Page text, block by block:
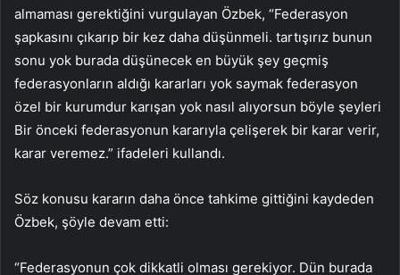
almaması gerektiğini vurgulayan Özbek, “Federasyon
şapkasını çıkarıp bir kez daha düşünmeli. tartışırız bunun
sonu yok burada düşünecek en büyük şey geçmiş
federasyonların aldığı kararları yok saymak federasyon
özel bir kurumdur karışan yok nasıl alıyorsun böyle şeyleri
Bir önceki federasyonun kararıyla çelişerek bir karar verir,
karar veremez.” ifadeleri kullandı.
Söz konusu kararın daha önce tahkime gittiğini kaydeden
Özbek, şöyle devam etti:
“Federasyonun çok dikkatli olması gerekiyor. Dün burada